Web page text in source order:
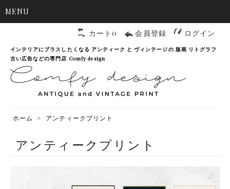
MENU
カート0 会員登録 ログイン
インテリアにプラスしたくなる アンティーク と ヴィンテージの 版画 リトグラフ
古い広告などの専門店 Comfy design
ホーム > アンティークプリント
アンティークプリント